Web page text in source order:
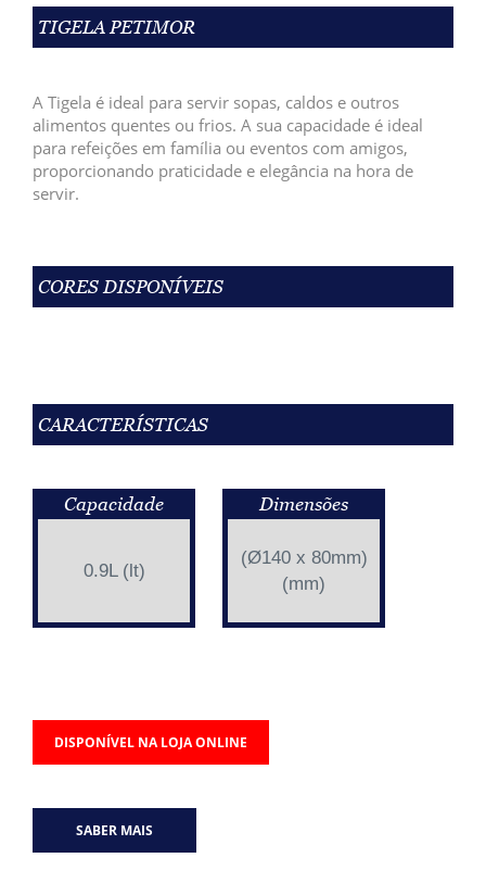
TIGELA PETIMOR
A Tigela é ideal para servir sopas, caldos e outros
alimentos quentes ou frios. A sua capacidade é ideal
para refeições em família ou eventos com amigos,
proporcionando praticidade e elegância na hora de
servir.
CORES DISPONÍVEIS
CARACTERÍSTICAS
Capacidade
0.9L (lt)
Dimensões
(Ø140 x 80mm)
(mm)
DISPONÍVEL NA LOJA ONLINE
SABER MAIS